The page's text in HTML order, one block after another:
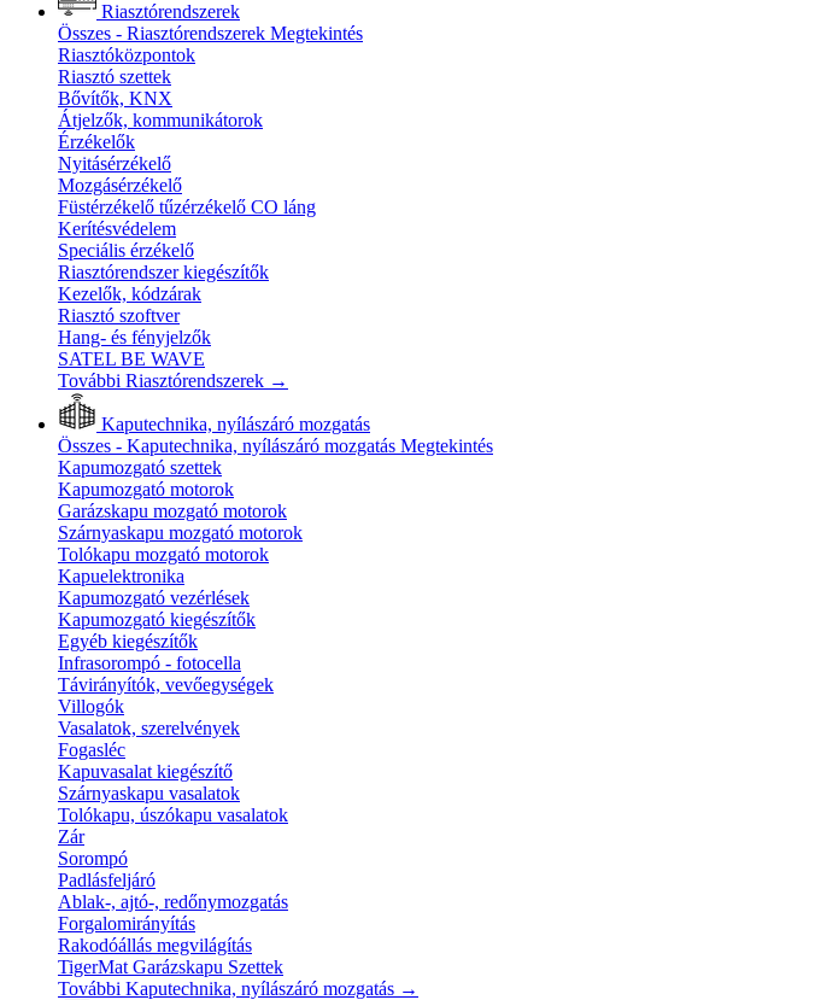
Riasztórendszerek
Összes - Riasztórendszerek Megtekintés
Riasztóközpontok
Riasztó szettek
Bővítők, KNX
Átjelzők, kommunikátorok
Érzékelők
Nyitásérzékelő
Mozgásérzékelő
Füstérzékelő tűzérzékelő CO láng
Kerítésvédelem
Speciális érzékelő
Riasztórendszer kiegészítők
Kezelők, kódzárak
Riasztó szoftver
Hang- és fényjelzők
SATEL BE WAVE
További Riasztórendszerek →
Kaputechnika, nyílászáró mozgatás
Összes - Kaputechnika, nyílászáró mozgatás Megtekintés
Kapumozgató szettek
Kapumozgató motorok
Garázskapu mozgató motorok
Szárnyaskapu mozgató motorok
Tolókapu mozgató motorok
Kapuelektronika
Kapumozgató vezérlések
Kapumozgató kiegészítők
Egyéb kiegészítők
Infrasorompó - fotocella
Távirányítók, vevőegységek
Villogók
Vasalatok, szerelvények
Fogasléc
Kapuvasalat kiegészítő
Szárnyaskapu vasalatok
Tolókapu, úszókapu vasalatok
Zár
Sorompó
Padlásfeljáró
Ablak-, ajtó-, redőnymozgatás
Forgalomirányítás
Rakodóállás megvilágítás
TigerMat Garázskapu Szettek
További Kaputechnika, nyílászáró mozgatás →